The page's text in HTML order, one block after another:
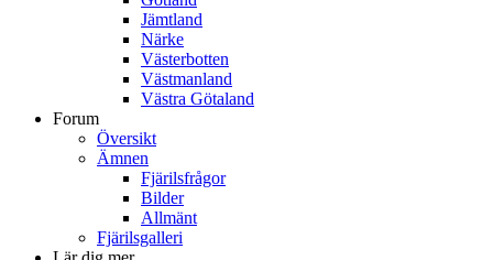
Jämtland
Närke
Västerbotten
Västmanland
Västra Götaland
Forum
Översikt
Ämnen
Fjärilsfrågor
Bilder
Allmänt
Fjärilsgalleri